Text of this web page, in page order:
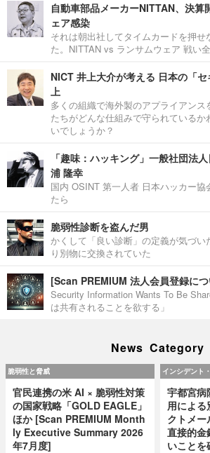
自動車部品メーカーNITTAN、決算
ェア感染
それは朝出社してタイムカードを押せ
た。NITTAN vs ランサムウェア 戦い
NICT 井上大介が考える 日本の「
上
多くの組織で海外製のアプライアン
たちがどんな仕組みで守られている
いでしょうか？
「趣味：ハッキング」一般社団法
浦 隆幸
国内 OSINT 第一人者 日本ハッカー協
たら
脆弱性診断を盗んだ男
かくして「良い診断」の定義が気づ
り別物に交換されていた
[Scan PREMIUM 法人会員登録に
Security Information Wants To Be
は共有されることを欲する」
News Category
脆弱性と脅威
官民連携の米 AI × 脆弱性対策
の国家戦略「GOLD EAGLE」
ほか [Scan PREMIUM Month
ly Executive Summary 2026
年7月度]
インシデント
宇都宮病
用による
クトメ
直接的金
いことを